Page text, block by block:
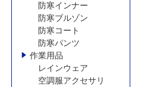
防寒インナー
防寒ブルゾン
防寒コート
防寒パンツ
作業用品
レインウェア
空調服アクセサリ